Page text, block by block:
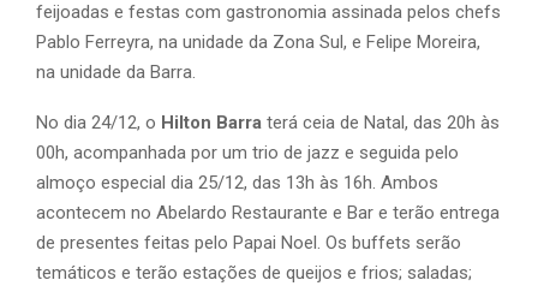
feijoadas e festas com gastronomia assinada pelos chefs
Pablo Ferreyra, na unidade da Zona Sul, e Felipe Moreira,
na unidade da Barra.
No dia 24/12, o Hilton Barra terá ceia de Natal, das 20h às
00h, acompanhada por um trio de jazz e seguida pelo
almoço especial dia 25/12, das 13h às 16h. Ambos
acontecem no Abelardo Restaurante e Bar e terão entrega
de presentes feitas pelo Papai Noel. Os buffets serão
temáticos e terão estações de queijos e frios; saladas;